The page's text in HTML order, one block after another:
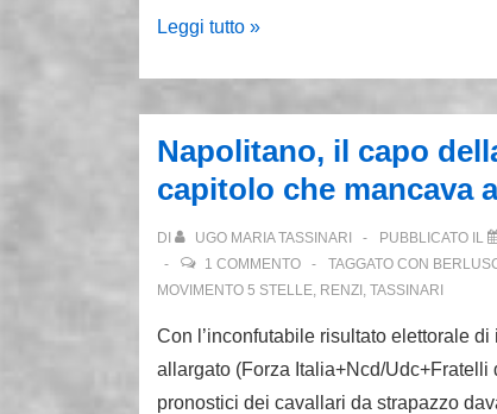
Berlusconi
Andreotti:
sarà
Bologna
al
fianco
di
Leggi tutto »
Napolitano, il capo
capitolo che mancava
DI UGO MARIA TASSINARI PUBBLICATO IL
1 COMMENTO
TAGGATO CON
MOVIMENTO 5 STELLE, RENZI , TASSINARI
Con l’inconfutabile risultato elettorale
allargato (Forza Italia+Ncd/Udc+Fratelli
pronostici dei cavallari da strapazzo